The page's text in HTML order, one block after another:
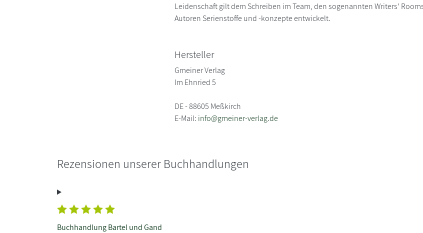
Leidenschaft gilt dem Schreiben im Team, den sogenannten Writers'
Autoren Serienstoffe und -konzepte entwickelt.
Hersteller
Gmeiner Verlag
Im Ehnried 5
DE - 88605 Meßkirch
E-Mail: info@gmeiner-verlag.de
Rezensionen unserer Buchhandlungen
Buchhandlung Bartel und Gand